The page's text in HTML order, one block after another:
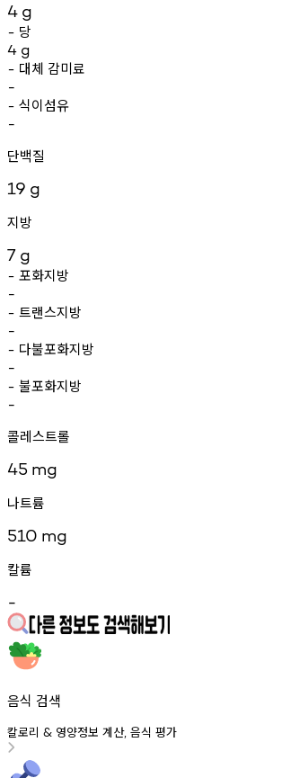
4 g
- 당
4 g
- 대체 감미료
-
- 식이섬유
-
단백질
19 g
지방
7 g
- 포화지방
-
- 트랜스지방
-
- 다불포화지방
-
- 불포화지방
-
콜레스트롤
45 mg
나트륨
510 mg
칼륨
-
음식 검색
칼로리 & 영양정보 계산, 음식 평가